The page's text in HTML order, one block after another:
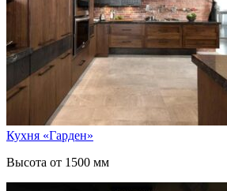
Кухня «Гарден»
Высота от 1500 мм